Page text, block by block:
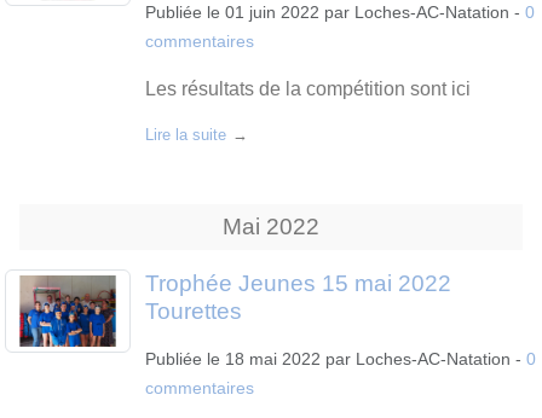
Publiée le 01 juin 2022 par Loches-AC-Natation - 0
commentaires
Les résultats de la compétition sont ici
Lire la suite
Mai 2022
Trophée Jeunes 15 mai 2022
Tourettes
Publiée le 18 mai 2022 par Loches-AC-Natation - 0
commentaires